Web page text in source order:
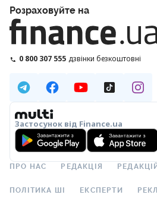
Розраховуйте на
0 800 307 555 дзвінки безкоштовні
Застосунок від Finance.ua
ПРО НАС РЕДАКЦІЯ
ПОЛІТИКА ШІ ЕКСПЕРТИ